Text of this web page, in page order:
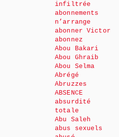
infiltrée
abonnements
n’arrange
abonner Victor
abonnez
Abou Bakari
Abou Ghraib
Abou Selma
Abrégé
Abruzzes
ABSENCE
absurdité
totale
Abu Saleh
abus sexuels